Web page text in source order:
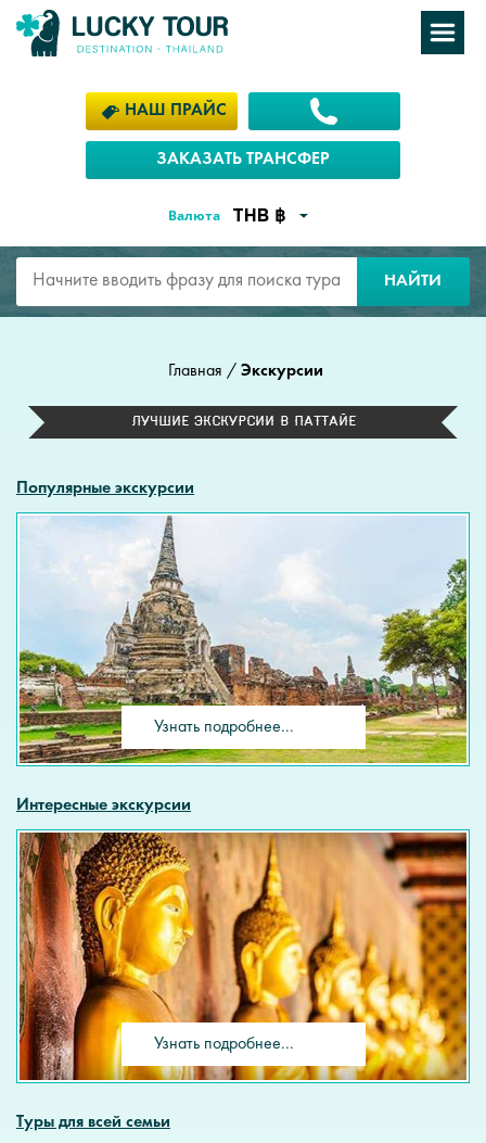
НАШ ПРАЙС
ЗАКАЗАТЬ ТРАНСФЕР
Валюта
НАЙТИ
Главная / Экскурсии
Лучшие экскурсии в Паттайе
Популярные экскурсии
Узнать подробнее...
Интересные экскурсии
Узнать подробнее...
Туры для всей семьи